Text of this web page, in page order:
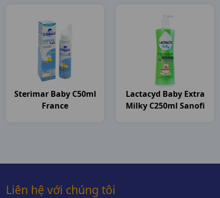
Sterimar Baby C50ml
France
Lactacyd Baby Extra
Milky C250ml Sanofi
Liên hệ với chúng tôi